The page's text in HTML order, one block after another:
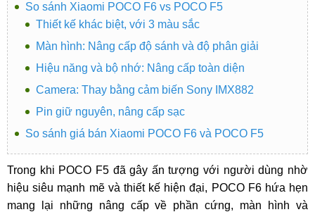
So sánh Xiaomi POCO F6 vs POCO F5
Thiết kế khác biệt, với 3 màu sắc
Màn hình: Nâng cấp độ sánh và độ phân giải
Hiệu năng và bộ nhớ: Nâng cấp toàn diện
Camera: Thay bằng cảm biến Sony IMX882
Pin giữ nguyên, nâng cấp sạc
So sánh giá bán Xiaomi POCO F6 và POCO F5
Trong khi POCO F5 đã gây ấn tượng với người dùng nhờ
hiệu siêu mạnh mẽ và thiết kế hiện đại, POCO F6 hứa hẹn
mang lại những nâng cấp về phần cứng, màn hình và